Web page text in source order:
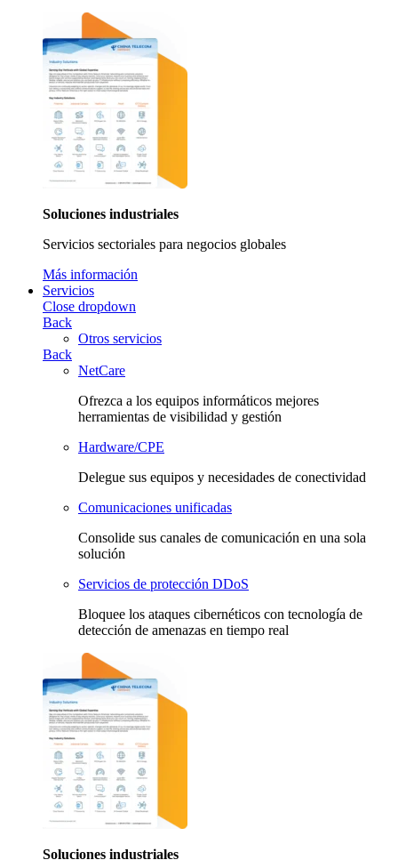
Soluciones industriales
Servicios sectoriales para negocios globales
Más información
Servicios
Close dropdown
Back
Otros servicios
Back
NetCare
Ofrezca a los equipos informáticos mejores
herramientas de visibilidad y gestión
Hardware/CPE
Delegue sus equipos y necesidades de conectividad
Comunicaciones unificadas
Consolide sus canales de comunicación en una sola
solución
Servicios de protección DDoS
Bloquee los ataques cibernéticos con tecnología de
detección de amenazas en tiempo real
Soluciones industriales